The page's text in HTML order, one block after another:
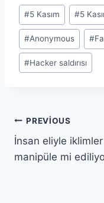
Post
Tags:
#5 Kasım #5
#Anonymous #
#Hacker saldırısı
Yazı
gezinmesi
PREVIOUS
İnsan eliyle iklimler
manipüle mi